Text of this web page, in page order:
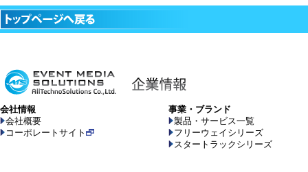
会社情報 事業・ブランド
会社概要
製品・サービス一覧
コーポレートサイト
フリーウェイシリーズ
スタートラックシリーズ